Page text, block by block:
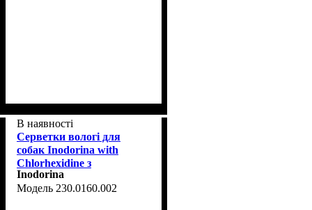
В наявності
Серветки вологі для
собак Inodorina with
Chlorhexidine з
хлоргексидином та
ароматом білого моху, 40
Inodorina
230.0160.002